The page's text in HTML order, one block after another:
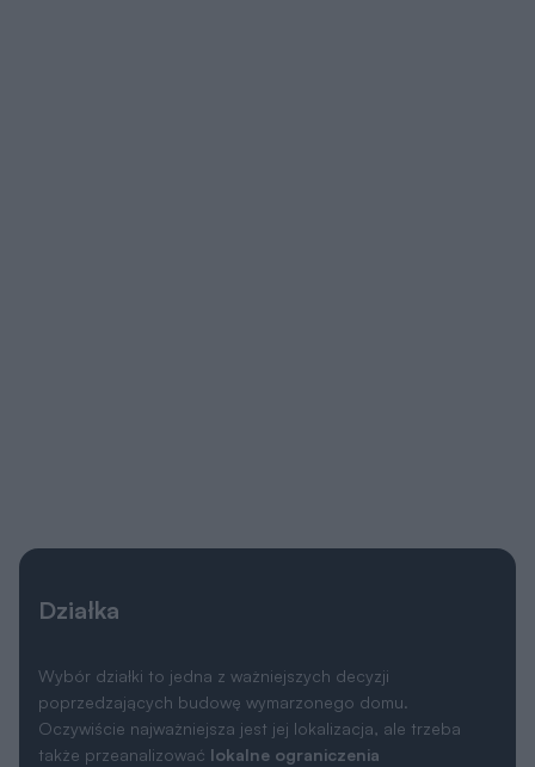
Działka
Wybór działki to jedna z ważniejszych decyzji
poprzedzających budowę wymarzonego domu.
Oczywiście najważniejsza jest jej lokalizacja, ale trzeba
także przeanalizować lokalne ograniczenia